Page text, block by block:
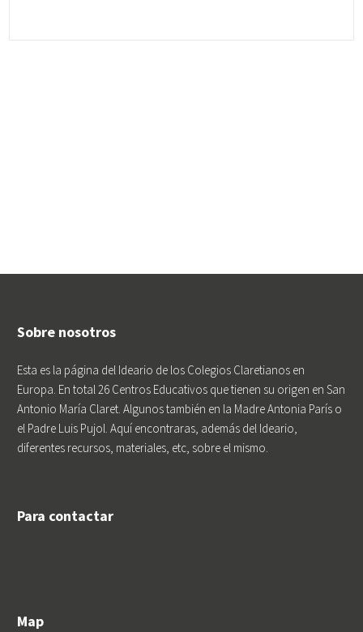
Sobre nosotros
Esta es la página del Ideario de los Colegios Claretianos en
Europa. En total 26 Centros Educativos que tienen su origen en San
Antonio María Claret. Algunos también en la Madre Antonia París o
el Padre Luis Pujol. Aquí encontraras, además del Ideario,
diferentes recursos, materiales, etc, sobre el mismo.
Para contactar
Map